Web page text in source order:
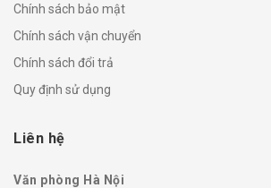
Chính sách bảo mật
Chính sách vận chuyển
Chính sách đổi trả
Quy định sử dụng
Liên hệ
Văn phòng Hà Nội